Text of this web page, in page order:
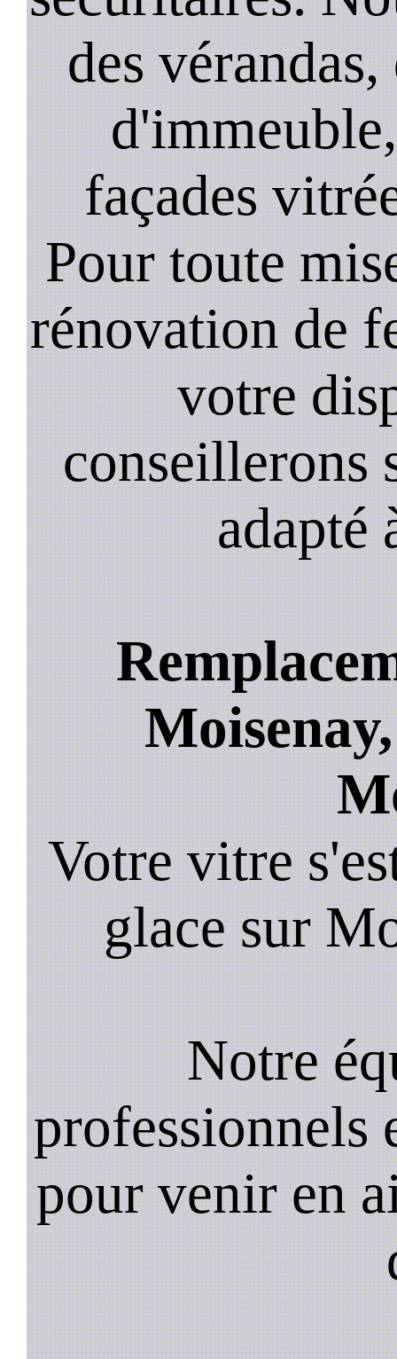
des
façades
Pour toute
rénovation de
votre
conseillerons
adapté
Votre vitre
glace sur
Notre
professionnels
pour venir en